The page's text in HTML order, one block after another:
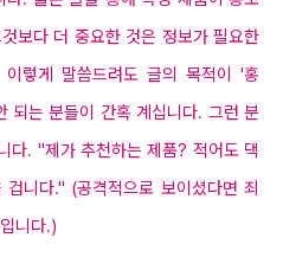
보다 더 중요한 것은 정보가 필요한
이렇게 말씀드려도 글의 목적이 '홍
되는 분들이 간혹계십니다. 그런 분
다. "제가 추천하는 제품? 적어도 댁
겁니다." (공격적으로 보이셨다면 죄
니다.)